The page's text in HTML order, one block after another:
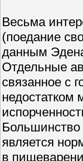
Весьма
(поедание
данным
Отдельные
связанное с
недостатком
Большинство
является
в